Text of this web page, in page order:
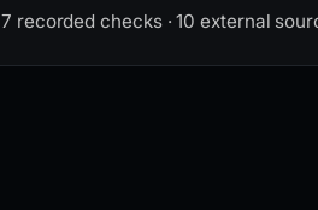
7 recorded checks · 10 external